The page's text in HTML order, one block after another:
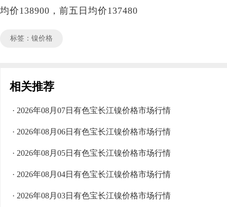
均价138900，前五日均价137480
标签：镍价格
相关推荐
· 2026年08月07日有色宝长江镍价格市场行情
· 2026年08月06日有色宝长江镍价格市场行情
· 2026年08月05日有色宝长江镍价格市场行情
· 2026年08月04日有色宝长江镍价格市场行情
· 2026年08月03日有色宝长江镍价格市场行情